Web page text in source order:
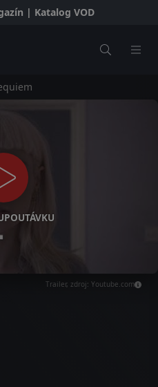
| Katalog VOD
Trailer, zdroj: Youtube.com